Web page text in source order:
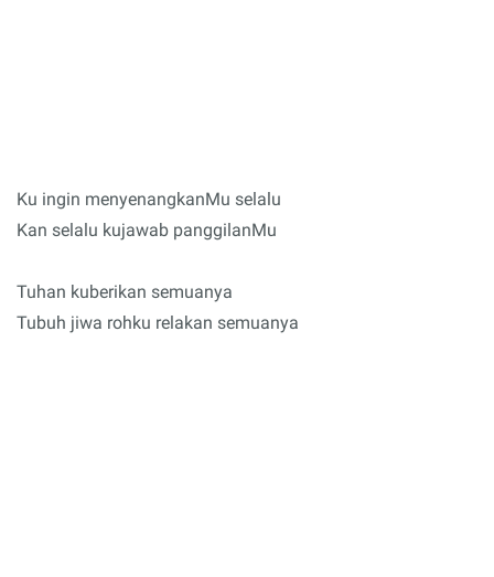
Ku ingin menyenangkanMu selalu
Kan selalu kujawab panggilanMu
Tuhan kuberikan semuanya
Tubuh jiwa rohku relakan semuanya